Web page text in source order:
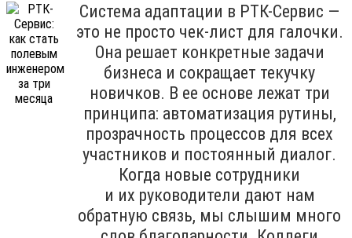
Система адаптации в РТК-Сервис —
это не просто чек-лист для галочки.
Она решает конкретные задачи
бизнеса и сокращает текучку
новичков. В ее основе лежат три
принципа: автоматизация рутины,
прозрачность процессов для всех
участников и постоянный диалог.
Когда новые сотрудники
и их руководители дают нам
обратную связь, мы слышим много